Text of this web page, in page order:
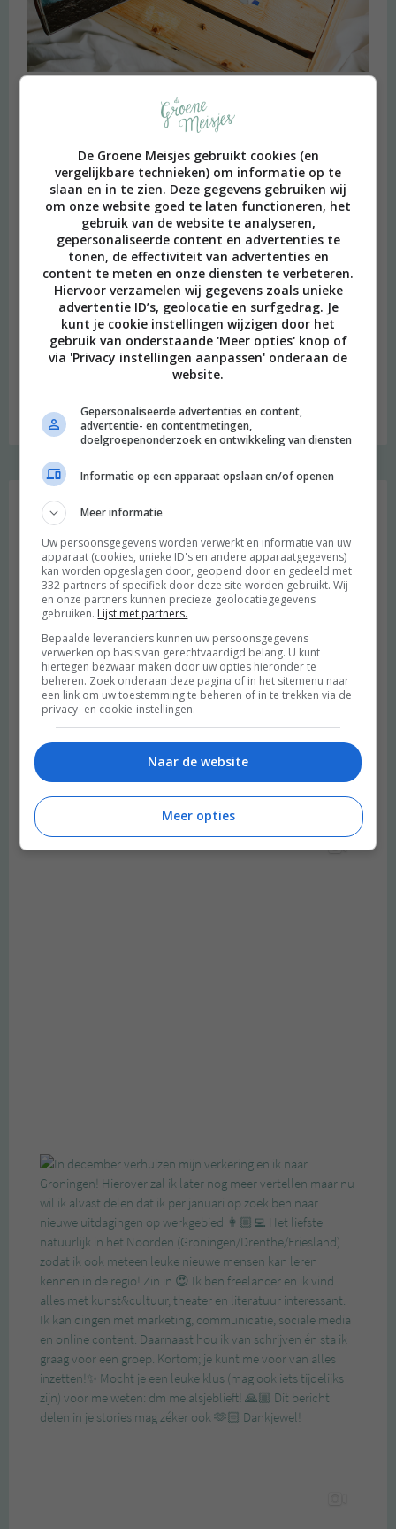
Budget recept: Linzensoep met kokosmelk
Instagram Merel
De Groene Meisjes gebruikt cookies (en
vergelijkbare technieken) om informatie op te
slaan en in te zien. Deze gegevens gebruiken wij
om onze website goed te laten functioneren, het
gebruik van de website te analyseren,
gepersonaliseerde content en advertenties te
tonen, de effectiviteit van advertenties en
content te meten en onze diensten te verbeteren.
Hiervoor verzamelen wij gegevens zoals unieke
advertentie ID’s, geolocatie en surfgedrag. Je
kunt je cookie instellingen wijzigen door het
gebruik van onderstaande 'Meer opties' knop of
via 'Privacy instellingen aanpassen' onderaan de
website.
Gepersonaliseerde advertenties en content,
advertentie- en contentmetingen,
doelgroepenonderzoek en ontwikkeling van diensten
Informatie op een apparaat opslaan en/of openen
Meer informatie
Uw persoonsgegevens worden verwerkt en informatie van uw
apparaat (cookies, unieke ID's en andere apparaatgegevens)
kan worden opgeslagen door, geopend door en gedeeld met
332 partners of specifiek door deze site worden gebruikt. Wij
en onze partners kunnen precieze geolocatiegegevens
gebruiken. Lijst met partners.
Bepaalde leveranciers kunnen uw persoonsgegevens
verwerken op basis van gerechtvaardigd belang. U kunt
hiertegen bezwaar maken door uw opties hieronder te
beheren. Zoek onderaan deze pagina of in het sitemenu naar
een link om uw toestemming te beheren of in te trekken via de
privacy- en cookie-instellingen.
Naar de website
Meer opties